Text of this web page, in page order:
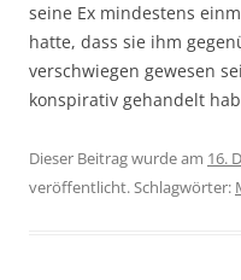
seine Ex mindestens
hatte, dass sie ihm
verschwiegen gewesen
konspirativ gehandelt
Dieser Beitrag wurde am 16.
veröffentlicht. Schlagwörter: